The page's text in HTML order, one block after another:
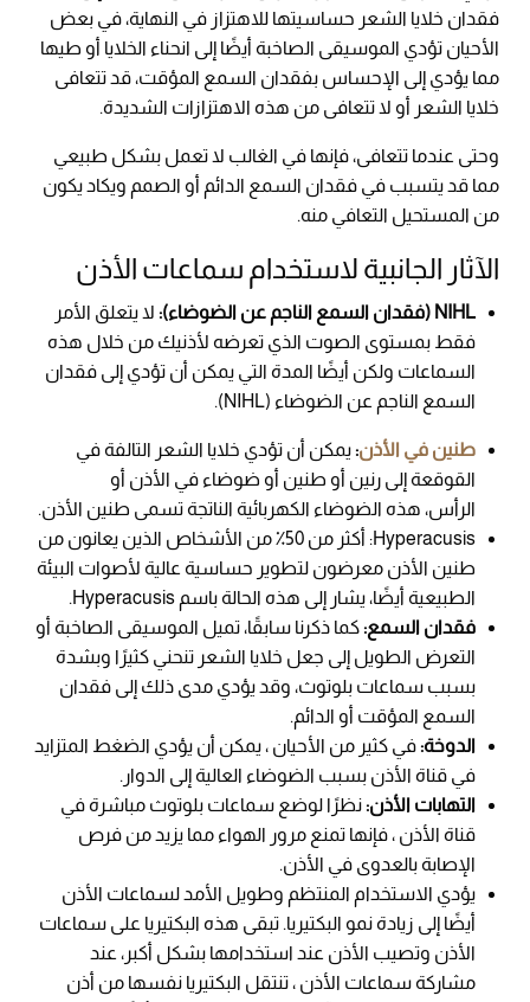
فقدان خلايا الشعر حساسيتها للاهتزاز في النهاية، في بعض
الأحيان تؤدي الموسيقى الصاخبة أيضًا إلى انحناء الخلايا أو طيها
مما يؤدي إلى الإحساس بفقدان السمع المؤقت، قد تتعافى
خلايا الشعر أو لا تتعافى من هذه الاهتزازات الشديدة.
وحتى عندما تتعافى، فإنها في الغالب لا تعمل بشكل طبيعي
مما قد يتسبب في فقدان السمع الدائم أو الصمم ويكاد يكون
من المستحيل التعافي منه.
الآثار الجانبية لاستخدام سماعات الأذن
NIHL (فقدان السمع الناجم عن الضوضاء):
لا يتعلق الأمر
فقط بمستوى الصوت الذي تعرضه لأذنيك من خلال هذه
السماعات ولكن أيضًا المدة التي يمكن أن تؤدي إلى فقدان
السمع الناجم عن الضوضاء (NIHL).
طنين في الأذن:يمكن أن تؤدي خلايا الشعر التالفة في
القوقعة إلى رنين أو طنين أو ضوضاء في الأذن أو
الرأس، هذه الضوضاء الكهربائية الناتجة تسمى طنين الأذن.
Hyperacusis: أكثر من 50٪ من الأشخاص الذين يعانون من
طنين الأذن معرضون لتطوير حساسية عالية لأصوات البيئة
الطبيعية أيضًا، يشار إلى هذه الحالة باسم Hyperacusis.
فقدان السمع:كما ذكرنا سابقًا، تميل الموسيقى الصاخبة أو
التعرض الطويل إلى جعل خلايا الشعر تنحني كثيرًا وبشدة
بسبب سماعات بلوتوث، وقد يؤدي مدى ذلك إلى فقدان
السمع المؤقت أو الدائم.
الدوخة:في كثير من الأحيان ، يمكن أن يؤدي الضغط المتزايد
في قناة الأذن بسبب الضوضاء العالية إلى الدوار.
التهابات الأذن:نظرًا لوضع سماعات بلوتوث مباشرة في
قناة الأذن ، فإنها تمنع مرور الهواء مما يزيد من فرص
الإصابة بالعدوى في الأذن.
يؤدي الاستخدام المنتظم وطويل الأمد لسماعات الأذن
أيضًا إلى زيادة نمو البكتيريا. تبقى هذه البكتيريا على سماعات
الأذن وتصيب الأذن عند استخدامها بشكل أكبر، عند
مشاركة سماعات الأذن ، تنتقل البكتيريا نفسها من أذن